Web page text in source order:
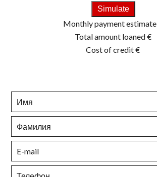
Simulate
Monthly payment estimate
Total amount loaned€
Cost of credit€